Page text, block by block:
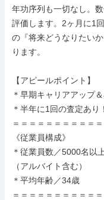
年功序列も一切なし。
評価します。2ヶ月に1
の『将来どうなりたい
ります。
【アピールポイント】
＊早期キャリアアップ
＊半年に1回の査定あり！
＝＝＝＝＝＝＝＝＝＝
《従業員構成》
＊従業員数／5000名以上
（アルバイト含む）
＊平均年齢／34歳
＝＝＝＝＝＝＝＝＝＝